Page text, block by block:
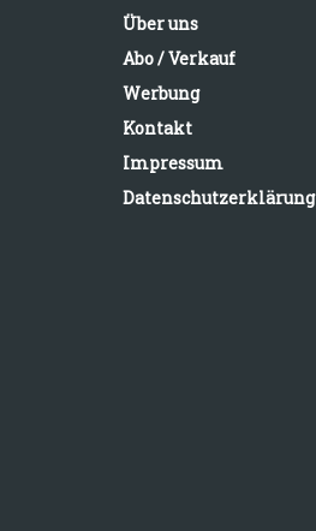
Über uns
Abo / Verkauf
Werbung
Kontakt
Impressum
Datenschutzerklärung